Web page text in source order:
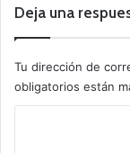
Deja una
Tu dirección de
obligatorios están